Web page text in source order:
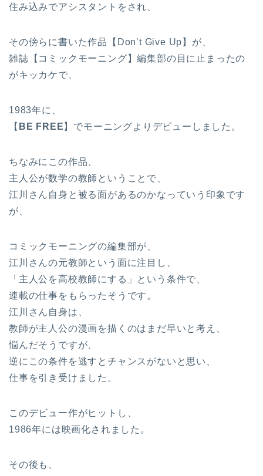
住み込みでアシスタントをされ、
その傍らに書いた作品【Don’t Give Up】が、
雑誌【コミックモーニング】編集部の目に止まったの
がキッカケで、
1983年に、
【 BE FREE 】でモーニングよりデビューしました。
ちなみにこの作品、
主人公が数学の教師ということで、
江川さん自身と被る面があるのかなっていう印象です
が、
コミックモーニングの編集部が、
江川さんの元教師という面に注目し、
「主人公を高校教師にする」という条件で、
連載の仕事をもらったそうです。
江川さん自身は、
教師が主人公の漫画を描くのはまだ早いと考え、
悩んだそうですが、
逆にこの条件を逃すとチャンスがないと思い、
仕事を引き受けました。
このデビュー作がヒットし、
1986年には映画化されました。
その後も、